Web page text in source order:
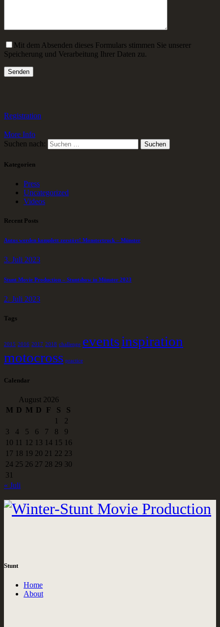
Mit dem Absenden dieses Formulars stimmen Sie unserer
Speicherung und Verarbeitung Ihrer Daten zu.
Registration
More Info
Suchen nach:
Kategorien
Press
Uncategorized
Videos
Recent Posts
Autos werden komplett zerstört! Monstertruck – Münster
3. Juli 2023
Stunt Movie Production – Stuntshow in Münster 2023
2. Juli 2023
Tags
2015 2016 2017 2018 challenge eventsinspiration
motocross practice
Calendar
August 2026
M
D M D F S
S
2
3
4 5 6 7 8
9
10
12 13 14 15
16
17
18 19 20 21 22 23
24 25 26 27 28 29 30
31
« Juli
Stunt
Home
About